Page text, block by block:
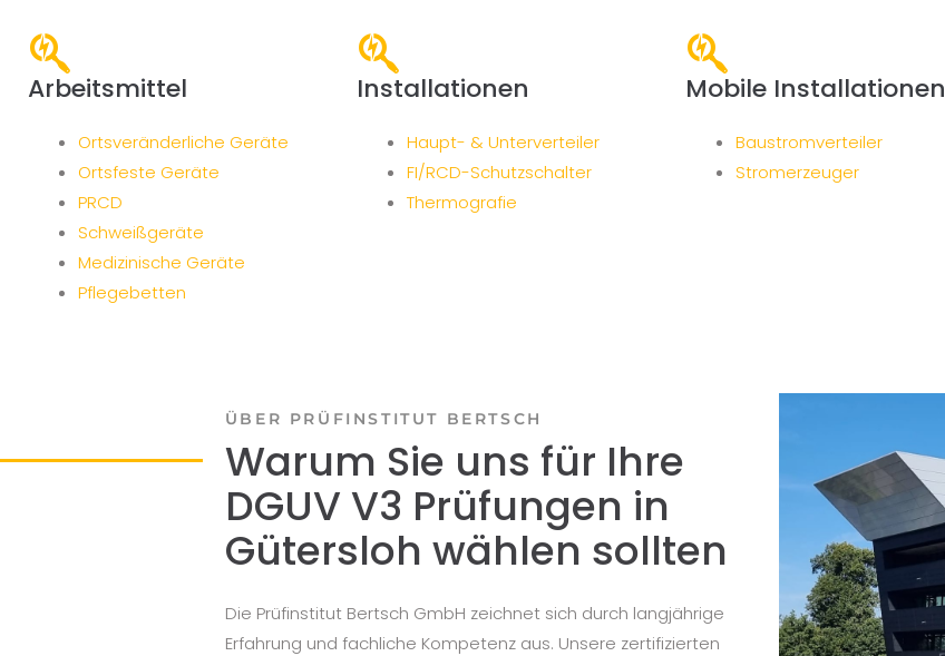
Arbeitsmittel
Ortsveränderliche Geräte
Ortsfeste Geräte
PRCD
Schweißgeräte
Medizinische Geräte
Pflegebetten
Installationen
Haupt- & Unterverteiler
FI/RCD-Schutzschalter
Thermografie
Mobile Installationen
Baustromverteiler
Stromerzeuger
ÜBER PRÜFINSTITUT BERTSCH
Warum Sie uns für Ihre
DGUV V3 Prüfungen in
Gütersloh wählen sollten
Die Prüfinstitut Bertsch GmbH zeichnet sich durch langjährige
Erfahrung und fachliche Kompetenz aus. Unsere zertifizierten